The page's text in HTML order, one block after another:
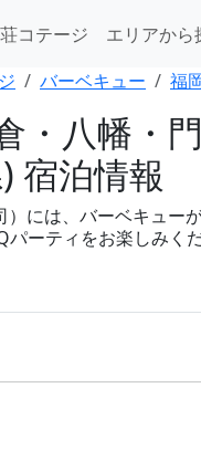
コテージ エリアから
バーベキュー 福
・八幡・
宿泊情報
には、バーベキュー
ーティをお楽しみくだ